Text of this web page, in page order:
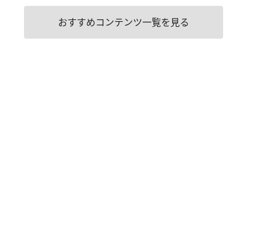
おすすめコンテンツ一覧を見る